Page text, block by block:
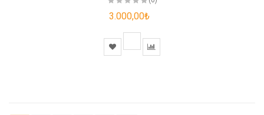
3.000,00₺